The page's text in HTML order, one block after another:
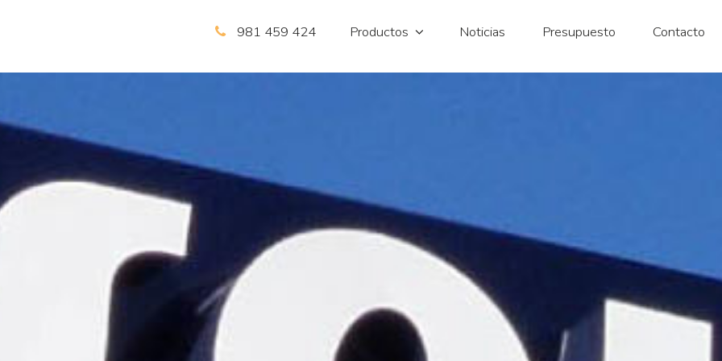
Productos Noticias Presupuesto Contacto
981 459 424